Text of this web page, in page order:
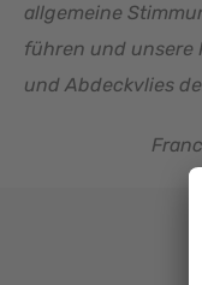
allgemeine
führen und unsere
und Abdeckvlies